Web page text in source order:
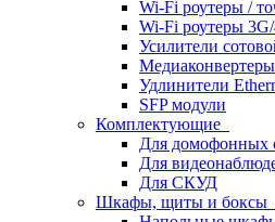
Wi-Fi роутеры /
Wi-Fi роутеры
Усилители
Медиаконвертеры
Удлинители
SFP модули
Комплектующие
Для домофонных
Для
Для СКУД
Шкафы, щиты и боксы